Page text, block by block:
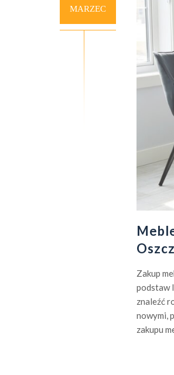
MARZEC
Zakup
podstaw
znaleźć
nowymi,
zakupu